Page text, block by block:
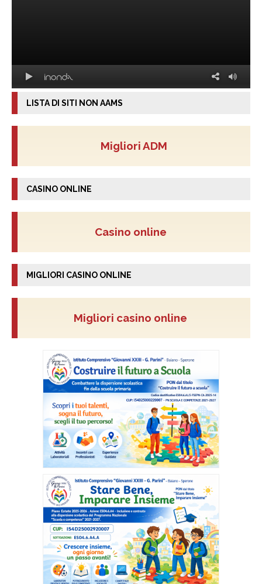
LISTA DI SITI NON AAMS
Migliori ADM
CASINO ONLINE
Casino online
MIGLIORI CASINO ONLINE
Migliori casino online